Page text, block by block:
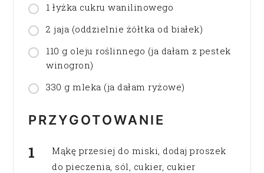
1 łyżka cukru wanilinowego
2 jaja (oddzielnie żółtka od białek)
110 g oleju roślinnego (ja dałam z pestek
winogron)
330 g mleka (ja dałam ryżowe)
PRZYGOTOWANIE
Mąkę przesiej do miski, dodaj proszek
do pieczenia, sól, cukier, cukier